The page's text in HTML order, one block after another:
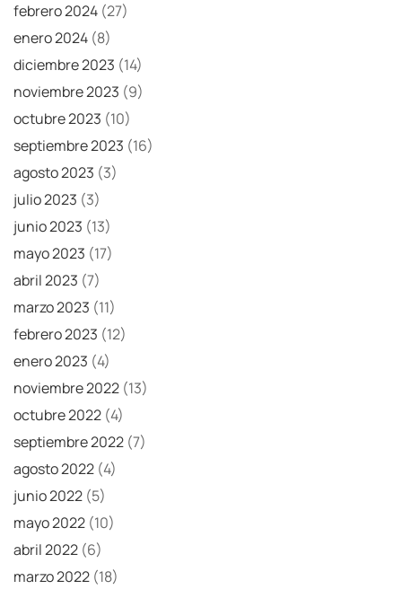
febrero 2024 (27)
enero 2024 (8)
diciembre 2023 (14)
noviembre 2023 (9)
octubre 2023 (10)
septiembre 2023 (16)
agosto 2023 (3)
julio 2023 (3)
junio 2023 (13)
mayo 2023 (17)
abril 2023 (7)
marzo 2023 (11)
febrero 2023 (12)
enero 2023 (4)
noviembre 2022 (13)
octubre 2022 (4)
septiembre 2022 (7)
agosto 2022 (4)
junio 2022 (5)
mayo 2022 (10)
abril 2022 (6)
marzo 2022 (18)